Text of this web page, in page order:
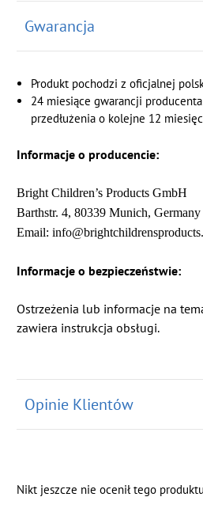
Gwarancja
Produkt pochodzi z oficjalnej
24 miesiące gwarancji
przedłużenia o kolejne 12
Informacje o producencie:
Bright Children’s Products GmbH
Barthstr. 4, 80339 Munich, Germany
Email:
Informacje o bezpieczeństwie:
Ostrzeżenia lub informacje na
zawiera instrukcja obsługi.
Opinie Klientów
Nikt jeszcze nie ocenił tego